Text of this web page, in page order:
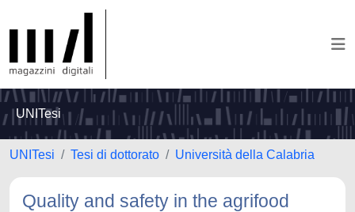
UNITesi
UNITesi Tesi di dottorato Università della Calabria
Quality and safety in the agrifood